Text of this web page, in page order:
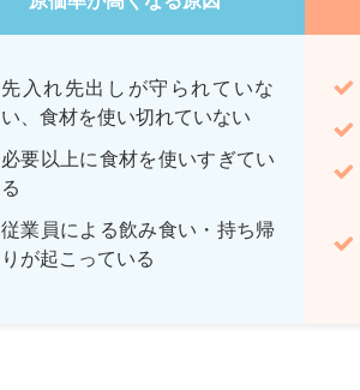
先入れ先出しが守られていな
い、食材を使い切れていない
必要以上に食材を使いすぎてい
る
従業員による飲み食い・持ち帰
りが起こっている